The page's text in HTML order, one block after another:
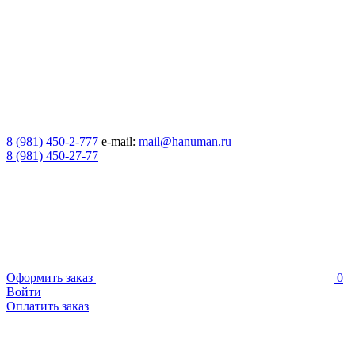
8 (981) 450-2-777 e-mail: mail@hanuman.ru
8 (981) 450-27-77
Оформить заказ
0
Войти
Оплатить заказ